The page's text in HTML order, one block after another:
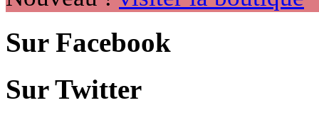
Sur Facebook
Sur Twitter